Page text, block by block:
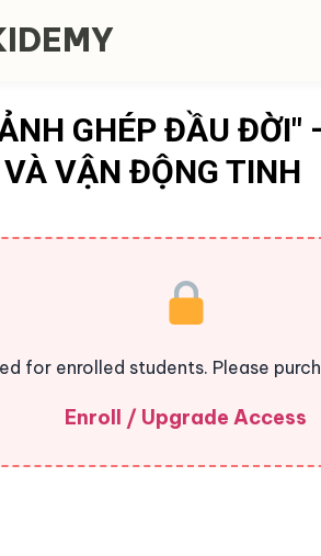
GHÉP ĐẦU ĐỜI"
VÀ VẬN ĐỘNG TINH
for enrolled students. Please
Enroll / Upgrade Access